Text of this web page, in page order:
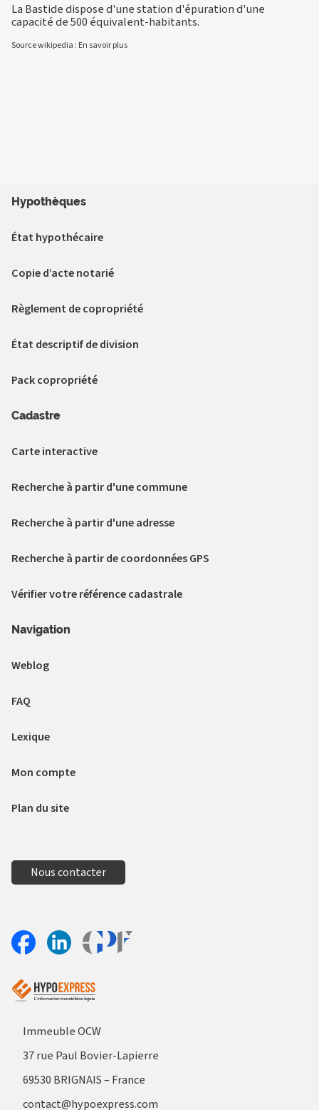
La Bastide dispose d'une station d'épuration d'une
capacité de 500 équivalent-habitants.
Source wikipedia : En savoir plus
Hypothèques
État hypothécaire
Copie d’acte notarié
Règlement de copropriété
État descriptif de division
Pack copropriété
Cadastre
Carte interactive
Recherche à partir d'une commune
Recherche à partir d'une adresse
Recherche à partir de coordonnées GPS
Vérifier votre référence cadastrale
Navigation
Weblog
FAQ
Lexique
Mon compte
Plan du site
Nous contacter
Immeuble OCW
37 rue Paul Bovier-Lapierre
69530 BRIGNAIS – France
contact@hypoexpress.com